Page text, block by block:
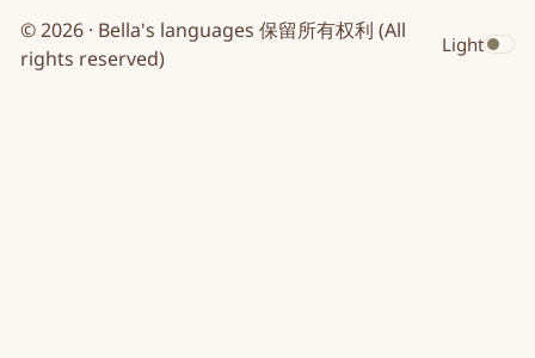
© 2026 · Bella's languages 保留所有权利 (All
rights reserved)
Toggle
Light